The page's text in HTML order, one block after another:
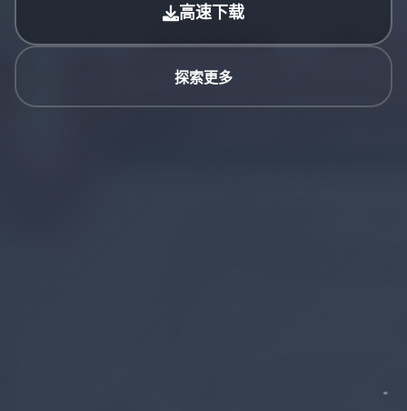
高速下载
探索更多